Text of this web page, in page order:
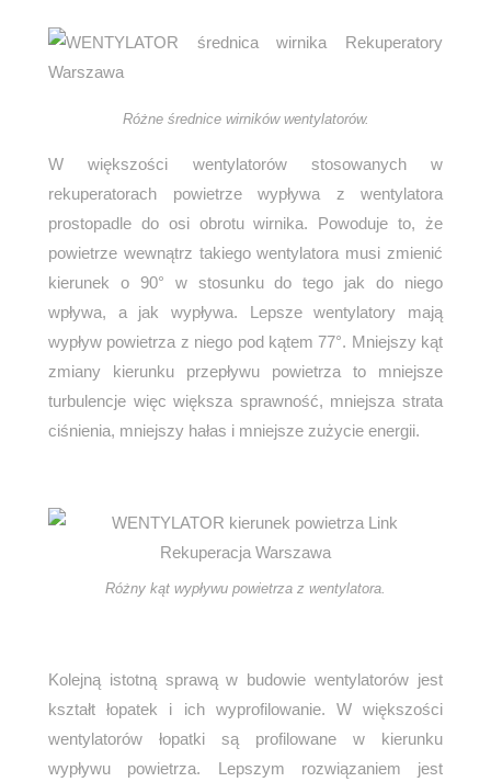
Różne średnice wirników wentylatorów.
W większości wentylatorów stosowanych w
rekuperatorach powietrze wypływa z wentylatora
prostopadle do osi obrotu wirnika. Powoduje to, że
powietrze wewnątrz takiego wentylatora musi zmienić
kierunek o 90° w stosunku do tego jak do niego
wpływa, a jak wypływa. Lepsze wentylatory mają
wypływ powietrza z niego pod kątem 77°. Mniejszy kąt
zmiany kierunku przepływu powietrza to mniejsze
turbulencje więc większa sprawność, mniejsza strata
ciśnienia, mniejszy hałas i mniejsze zużycie energii.
Różny kąt wypływu powietrza z wentylatora.
Kolejną istotną sprawą w budowie wentylatorów jest
kształt łopatek i ich wyprofilowanie. W większości
wentylatorów łopatki są profilowane w kierunku
wypływu powietrza. Lepszym rozwiązaniem jest